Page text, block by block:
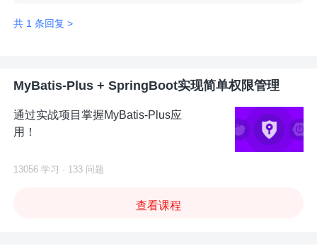
共 1 条回复 >
MyBatis-Plus + SpringBoot实现简单权限管理
通过实战项目掌握MyBatis-Plus应
用！
13056 学习 · 133 问题
查看课程